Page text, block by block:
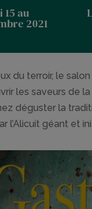
au
2021
du terroir, le
les saveurs de
déguster la
l’Alicuit géant et